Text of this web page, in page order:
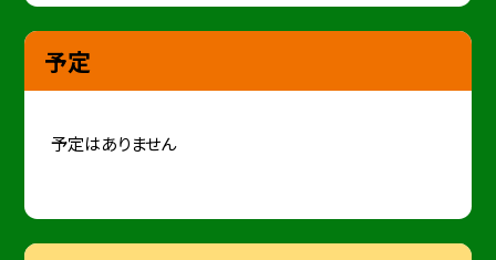
予定
予定はありません